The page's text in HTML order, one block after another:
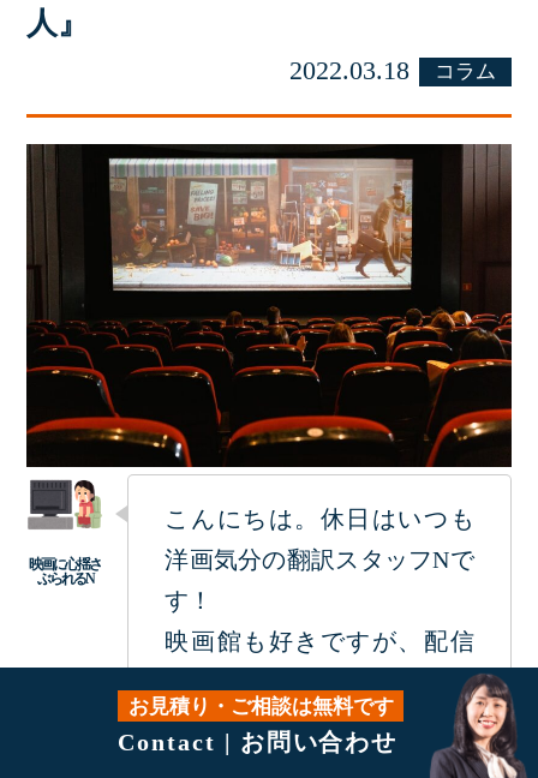
お見積り・ご相談は無料です
Contact | お問い合わせ
人』
2022.03.18 コラム
こんにちは。休日はいつも
洋画気分の翻訳スタッフNで
す！
映画館も好きですが、配信
サービスで映画が見放題な
のが最高に嬉しいです。